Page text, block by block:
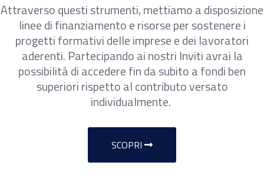
Attraverso questi strumenti, mettiamo a disposizione
linee di finanziamento e risorse per sostenere i
progetti formativi delle imprese e dei lavoratori
aderenti. Partecipando ai nostri Inviti avrai la
possibilità di accedere fin da subito a fondi ben
superiori rispetto al contributo versato
individualmente.
SCOPRI